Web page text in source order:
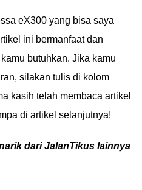
eX300 yang bisa saya
ini bermanfaat dan
butuhkan. Jika kamu
silakan tulis di kolom
kasih telah membaca artikel
di artikel selanjutnya!
dari JalanTikus lainnya